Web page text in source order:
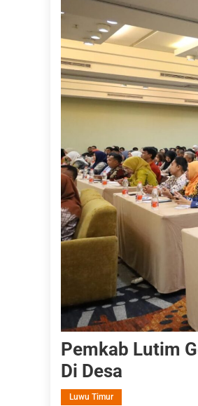
Pemkab Lutim
Di Desa
Luwu Timur